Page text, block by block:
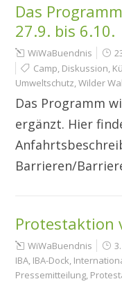
Das
27.9. bis 6.10.
WiWaBuendnis
Camp, Diskussion,
Umweltschutz,Wilder
Das Programm
ergänzt. Hier
Barrieren/
Protestaktion
WiWaBuendnis
IBA, IBA-Dock,
Pressemitteilung,